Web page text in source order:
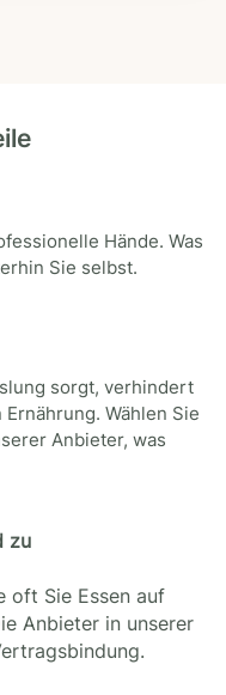
Hände. Was
Sie selbst.
sorgt, verhindert
Wählen Sie
Anbieter, was
zu
oft Sie Essen auf
Anbieter in unserer